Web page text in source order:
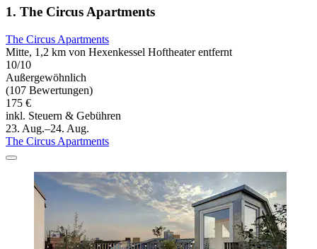
1. The Circus Apartments
The Circus Apartments
Mitte, 1,2 km von Hexenkessel Hoftheater entfernt
10/10
Außergewöhnlich
(107 Bewertungen)
175 €
inkl. Steuern & Gebühren
23. Aug.–24. Aug.
The Circus Apartments